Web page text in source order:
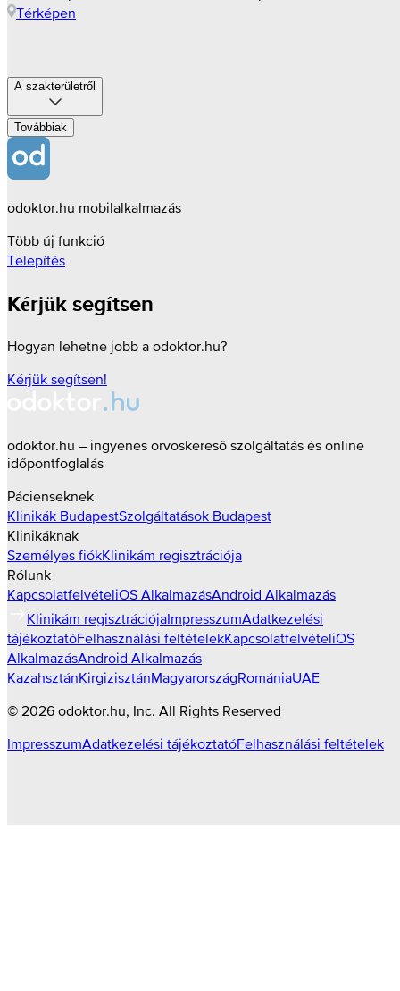
Térképen
A szakterületről
Továbbiak
odoktor.hu mobilalkalmazás
Több új funkció
Telepítés
Kérjük segítsen
Hogyan lehetne jobb a odoktor.hu?
Kérjük segítsen!
odoktor.hu – ingyenes orvoskereső szolgáltatás és online
időpontfoglalás
Pácienseknek
Klinikák BudapestSzolgáltatások Budapest
Klinikáknak
Személyes fiókKlinikám regisztrációja
Rólunk
KapcsolatfelvételiOS AlkalmazásAndroid Alkalmazás
Klinikám regisztrációjaImpresszumAdatkezelési
tájékoztatóFelhasználási feltételekKapcsolatfelvételiOS
AlkalmazásAndroid Alkalmazás
KazahsztánKirgizisztánMagyarországRomániaUAE
© 2026 odoktor.hu, Inc. All Rights Reserved
ImpresszumAdatkezelési tájékoztatóFelhasználási feltételek